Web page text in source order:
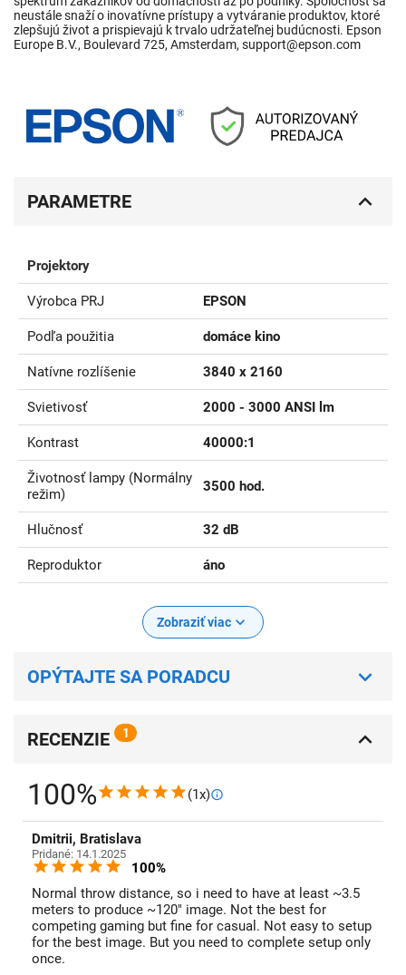
neustále snaží o inovatívne prístupy a vytváranie produktov, ktoré
zlepšujú život a prispievajú k trvalo udržateľnej budúcnosti. Epson
Europe B.V., Boulevard 725, Amsterdam, support@epson.com
PARAMETRE
Projektory
Výrobca PRJ EPSON
Podľa použitia domáce kino
Natívne rozlíšenie 3840 x 2160
Svietivosť 2000 - 3000 ANSI lm
Kontrast 40000:1
Životnosť lampy (Normálny
režim)
3500 hod.
Hlučnosť 32 dB
Reproduktor áno
Zobraziť viac
OPÝTAJTE SA PORADCU
RECENZIE 1
100% (1x)
Dmitrii, Bratislava
Pridané: 14.1.2025
100%
Normal throw distance, so i need to have at least ~3.5
meters to produce ~120" image. Not the best for
competing gaming but fine for casual. Not easy to setup
for the best image. But you need to complete setup only
once.